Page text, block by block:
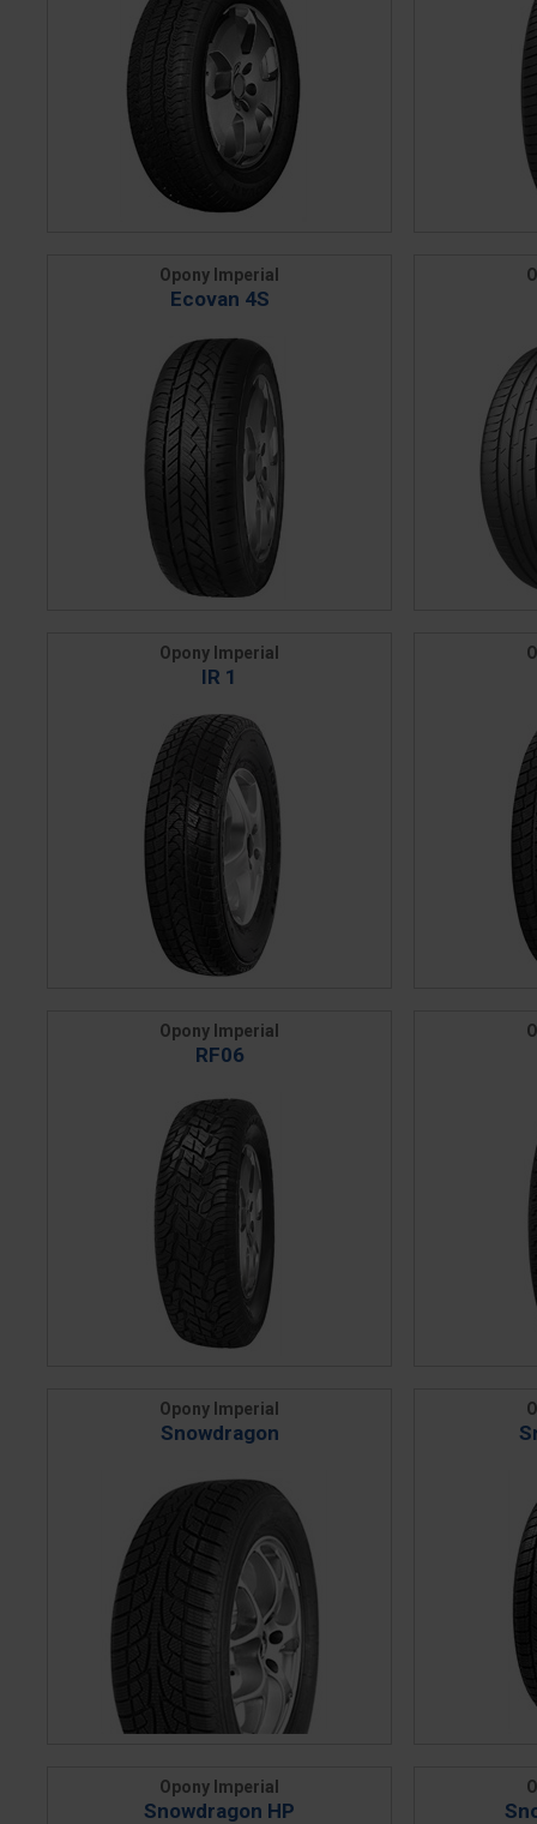
Opony Imperial
Ecovan 4S
Opony Imperial
IR 1
Opony Imperial
RF06
Opony Imperial
Snowdragon
Opony Imperial
Snowdragon HP